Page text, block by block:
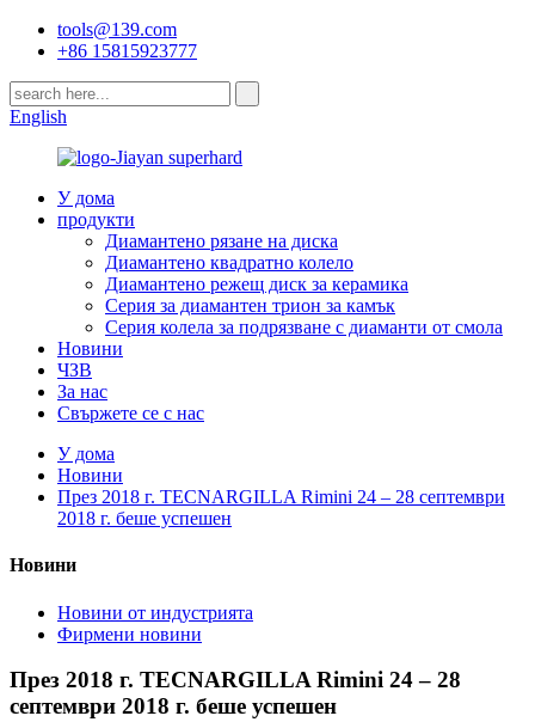
tools@139.com
+86 15815923777
English
У дома
продукти
Диамантено рязане на диска
Диамантено квадратно колело
Диамантено режещ диск за керамика
Серия за диамантен трион за камък
Серия колела за подрязване с диаманти от смола
Новини
ЧЗВ
За нас
Свържете се с нас
У дома
Новини
През 2018 г. TECNARGILLA Rimini 24 – 28 септември
2018 г. беше успешен
Новини
Новини от индустрията
Фирмени новини
През 2018 г. TECNARGILLA Rimini 24 – 28
септември 2018 г. беше успешен